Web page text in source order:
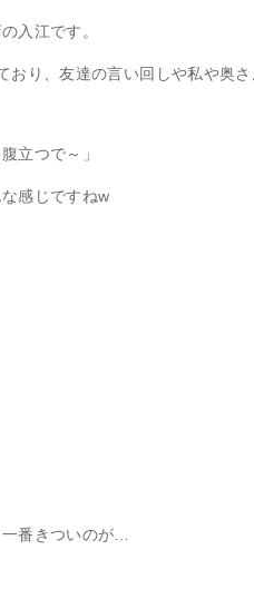
入江です。
り、友達の言い回しや私や奥
立つで～」
感じですねw
番きついのが…